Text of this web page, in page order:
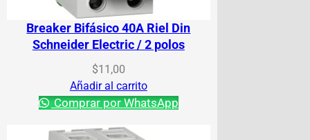
Breaker Bifásico 40A Riel Din
Schneider Electric / 2 polos
$11,00
Añadir al carrito
Comprar por WhatsApp